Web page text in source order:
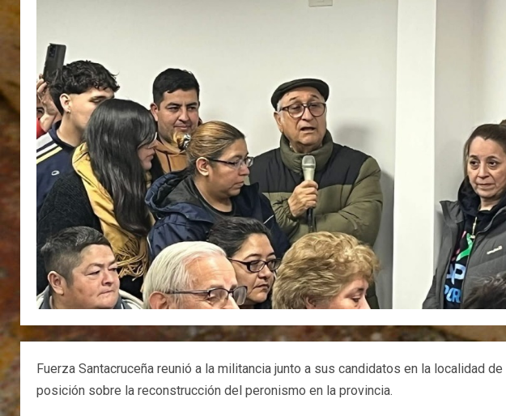
Fuerza Santacruceña reunió a la militancia junto a sus candidatos en la localidad
posición sobre la reconstrucción del peronismo en la provincia.